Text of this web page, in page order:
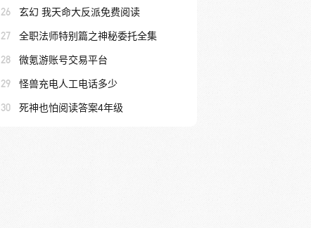
26 玄幻 我天命大反派免费阅读
27 全职法师特别篇之神秘委托全集
28 微氪游账号交易平台
29 怪兽充电人工电话多少
30 死神也怕阅读答案4年级